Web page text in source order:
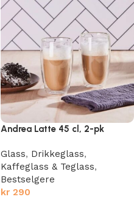
Andrea Latte 45 cl, 2-pk
Glass, Drikkeglass,
Kaffeglass & Teglass,
Bestselgere
kr 290